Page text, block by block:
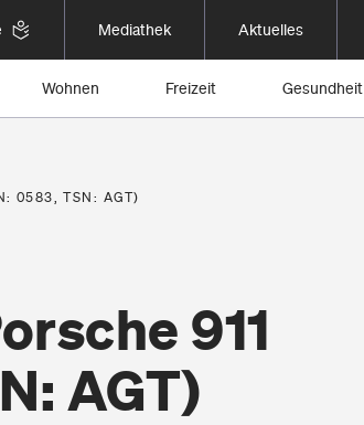
Mediathek Aktuelles
Wohnen Freizeit Gesundheit
0583, TSN: AGT)
911
AGT)